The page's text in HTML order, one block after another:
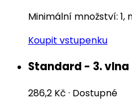
Minimální množství: 1,
Koupit vstupenku
Standard - 3. vlna
286,2 Kč · Dostupné